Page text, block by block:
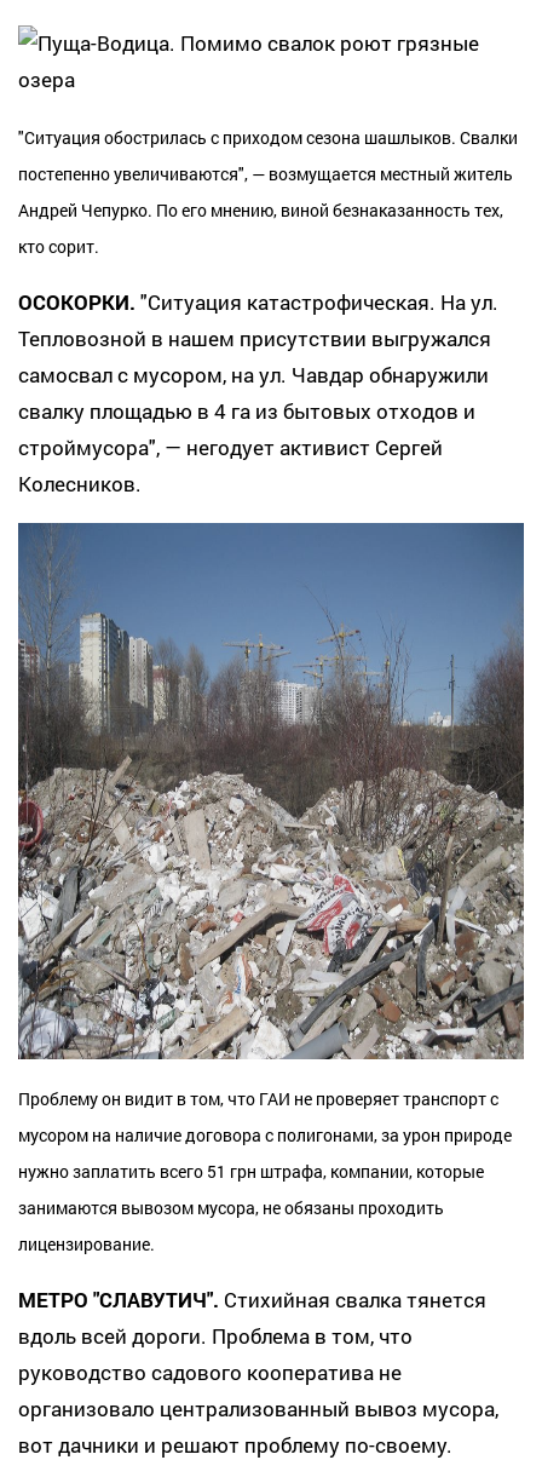
"Ситуация обострилась с приходом сезона шашлыков. Свалки
постепенно увеличиваются", — возмущается местный житель
Андрей Чепурко. По его мнению, виной безнаказанность тех,
кто сорит.
ОСОКОРКИ. "Ситуация катастрофическая. На ул.
Тепловозной в нашем присутствии выгружался
самосвал с мусором, на ул. Чавдар обнаружили
свалку площадью в 4 га из бытовых отходов и
строймусора", — негодует активист Сергей
Колесников.
Проблему он видит в том, что ГАИ не проверяет транспорт с
мусором на наличие договора с полигонами, за урон природе
нужно заплатить всего 51 грн штрафа, компании, которые
занимаются вывозом мусора, не обязаны проходить
лицензирование.
МЕТРО "СЛАВУТИЧ". Стихийная свалка тянется
вдоль всей дороги. Проблема в том, что
руководство садового кооператива не
организовало централизованный вывоз мусора,
вот дачники и решают проблему по-своему.